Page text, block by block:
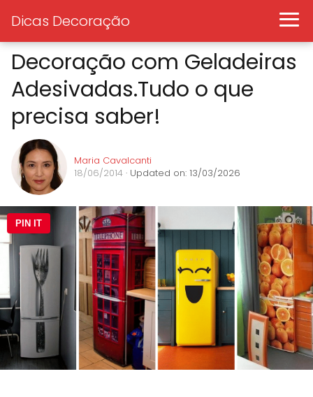
Dicas Decoração
Decoração com Geladeiras
Adesivadas.Tudo o que
precisa saber!
Maria Cavalcanti
18/06/2014 · Updated on: 13/03/2026
PIN IT